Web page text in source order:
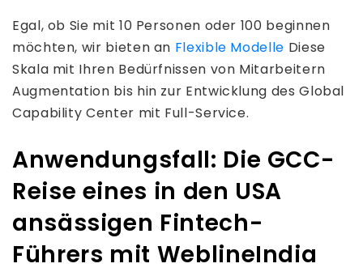
Egal, ob Sie mit 10 Personen oder 100 beginnen
möchten, wir bieten an Flexible Modelle Diese
Skala mit Ihren Bedürfnissen von Mitarbeitern
Augmentation bis hin zur Entwicklung des Global
Capability Center mit Full-Service.
Anwendungsfall: Die GCC-
Reise eines in den USA
ansässigen Fintech-
Führers mit WeblineIndia